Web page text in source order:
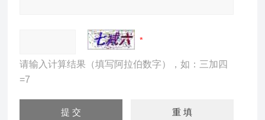
请输入计算结果（填写阿拉伯数字），如：三加四
=7